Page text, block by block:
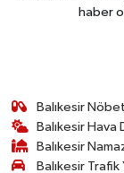
haber
Balıkesir
Balıkesir Hava
Balıkesir
Balıkesir